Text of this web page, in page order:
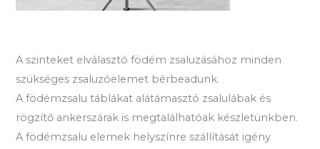
A szinteket elválasztó födém zsaluzásához minden
szükséges zsaluzóelemet bérbeadunk.
A födémzsalu táblákat alátámasztó zsalulábak és
rögzítő ankerszárak is megtalálhatóak készletünkben.
A födémzsalu elemek helyszínre szállítását igény